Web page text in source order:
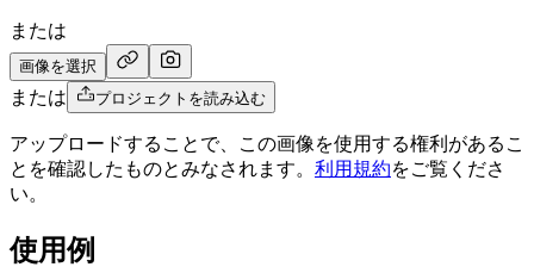
または
画像を選択
または プロジェクトを読み込む
アップロードすることで、この画像を使用する権利があるこ
とを確認したものとみなされます。 利用規約をご覧くださ
い。
使用例